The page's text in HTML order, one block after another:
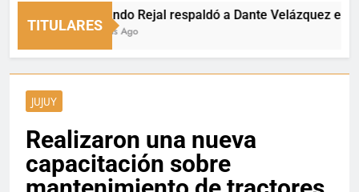
TITULARES
Fernando Rejal respaldó a Dante Velázquez en el
16 Horas Ago
JUJUY
Realizaron una nueva
capacitación sobre